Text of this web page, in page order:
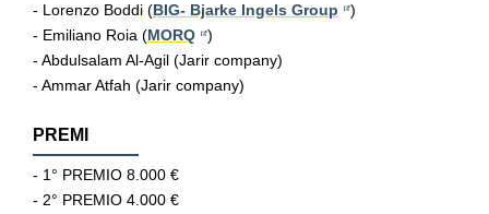
- Lorenzo Boddi (BIG- Bjarke Ingels Group
)
- Emiliano Roia (MORQ
)
- Abdulsalam Al-Agil (Jarir company)
- Ammar Atfah (Jarir company)
PREMI
- 1° PREMIO 8.000 €
- 2° PREMIO 4.000 €